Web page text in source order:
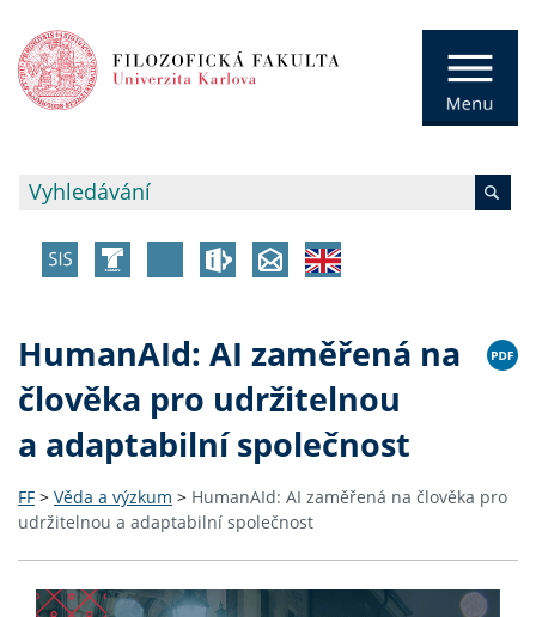
HumanAId: AI zaměřená na
člověka pro udržitelnou
a adaptabilní společnost
FF > Věda a výzkum > HumanAId: AI zaměřená na člověka pro
udržitelnou a adaptabilní společnost